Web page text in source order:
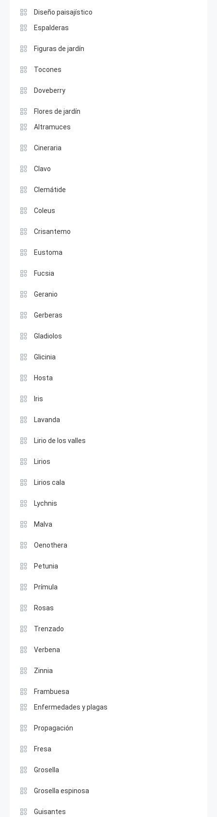
Diseño paisajístico
Espalderas
Figuras de jardín
Tocones
Doveberry
Flores de jardín
Altramuces
Cineraria
Clavo
Clemátide
Coleus
Crisantemo
Eustoma
Fucsia
Geranio
Gerberas
Gladiolos
Glicinia
Hosta
Iris
Lavanda
Lirio de los valles
Lirios
Lirios cala
Lychnis
Malva
Oenothera
Petunia
Prímula
Rosas
Trenzado
Verbena
Zinnia
Frambuesa
Enfermedades y plagas
Propagación
Fresa
Grosella
Grosella espinosa
Guisantes